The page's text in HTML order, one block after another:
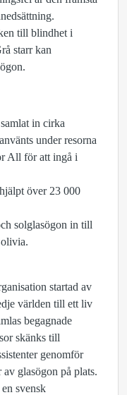
till blindhet i
starr kan
in cirka
under resorna
All för att ingå i
över 23 000
solglasögon in till
startad av
världen till ett liv
begagnade
skänks till
genomför
glasögon på plats.
svensk